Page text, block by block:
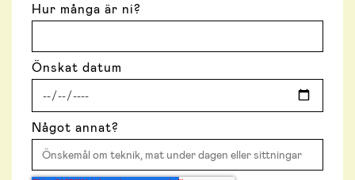
Hur många är ni?
Önskat datum
Något annat?